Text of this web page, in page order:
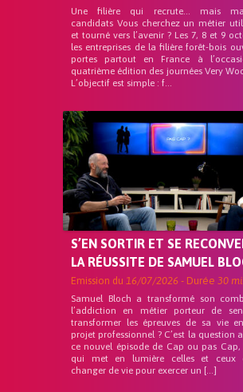
Une filière qui recrute… mais
candidats Vous cherchez un métier
et tourné vers l’avenir ? Les 7, 8 et 9
les entreprises de la filière forêt-bois
portes partout en France à
quatrième édition des journées Very
L’objectif est simple : f...
S’EN SORTIR ET SE
LA RÉUSSITE DE SAMUEL
Emission du 16/07/2026 - Durée 30
Samuel Bloch a transformé son
l’addiction en métier porteur de
transformer les épreuves de sa vie
projet professionnel ? C’est la question
ce nouvel épisode de Cap ou pas Cap,
qui met en lumière celles et ceux
changer de vie pour exercer un […]